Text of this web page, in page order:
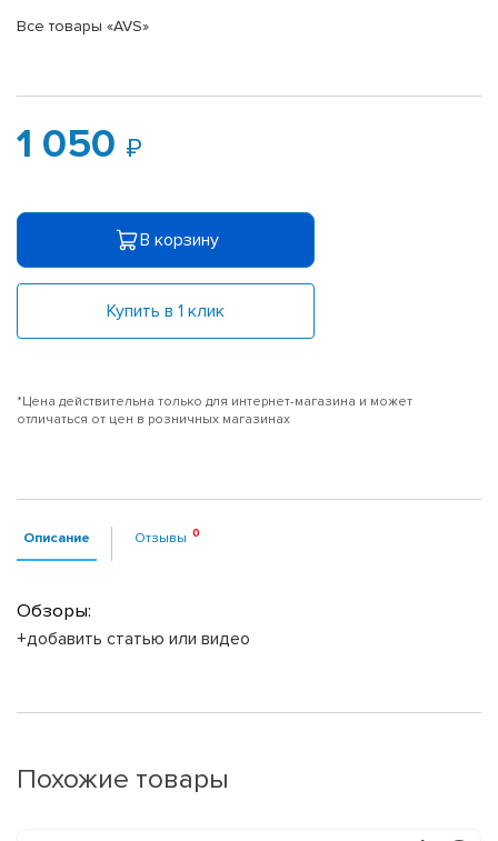
Все товары «AVS»
1 050
В корзину
Купить в 1 клик
*Цена действительна только для интернет-магазина и может
отличаться от цен в розничных магазинах
Описание Отзывы
Обзоры:
+добавить статью или видео
Похожие товары